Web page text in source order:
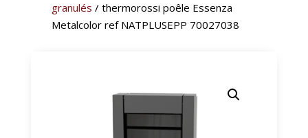
granulés / thermorossi poêle Essenza
Metalcolor ref NATPLUSEPP 70027038